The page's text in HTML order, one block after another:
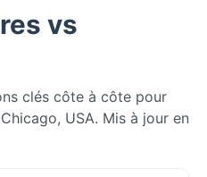
vs
clés côte à côte pour
USA. Mis à jour en